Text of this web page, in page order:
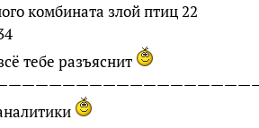
комбината злой птиц 22
тебе разъяснит